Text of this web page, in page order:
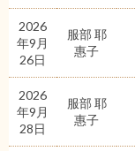
2026
年9月
26日
服部 耶
惠子
2026
年9月
28日
服部 耶
惠子